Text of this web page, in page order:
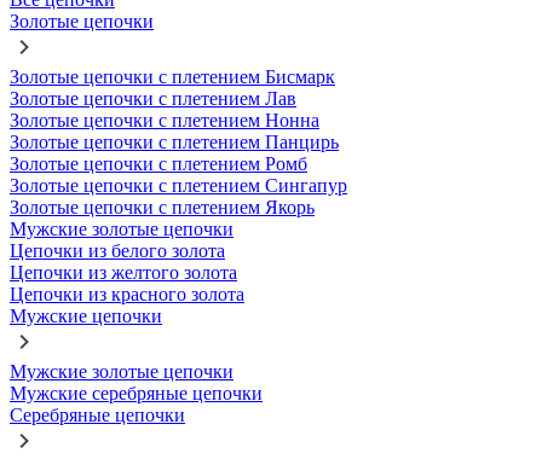
Золотые цепочки
Золотые цепочки с плетением Бисмарк
Золотые цепочки с плетением Лав
Золотые цепочки с плетением Нонна
Золотые цепочки с плетением Панцирь
Золотые цепочки с плетением Ромб
Золотые цепочки с плетением Сингапур
Золотые цепочки с плетением Якорь
Мужские золотые цепочки
Цепочки из белого золота
Цепочки из желтого золота
Цепочки из красного золота
Мужские цепочки
Мужские золотые цепочки
Мужские серебряные цепочки
Серебряные цепочки